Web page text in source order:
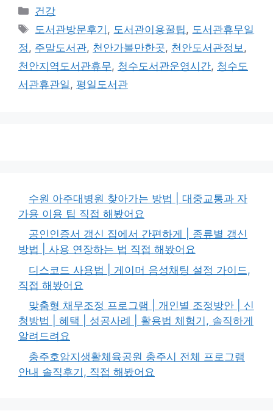
카
테
리
건강
태
그
도서관방문후기 , 도서관이용꿀팁 , 도서관휴무일
정 , 주말도서관, 천안가볼만한곳, 천안도서관정보 ,
천안지역도서관휴무, 청수도서관운영시간, 청수도
서관휴관일 , 평일도서관
수원 아주대병원 찾아가는 방법 | 대중교통과 자
가용 이용 팁 직접 해봤어요
공인인증서 갱신 집에서 간편하게 | 종류별 갱신
방법 | 사용 연장하는 법 직접 해봤어요
디스코드 사용법 | 게이머 음성채팅 설정 가이드,
직접 해봤어요
맞춤형 채무조정 프로그램 | 개인별 조정방안 | 신
청방법 | 혜택 | 성공사례 | 활용법 체험기, 솔직하게
알려드려요
충주호암지생활체육공원 충주시 전체 프로그램
안내 솔직후기, 직접 해봤어요